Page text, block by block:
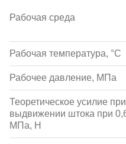
Рабочая среда
Рабочая температура, °С
Рабочее давление, МПа
Теоретическое усилие при
выдвижении штока при
МПа, Н